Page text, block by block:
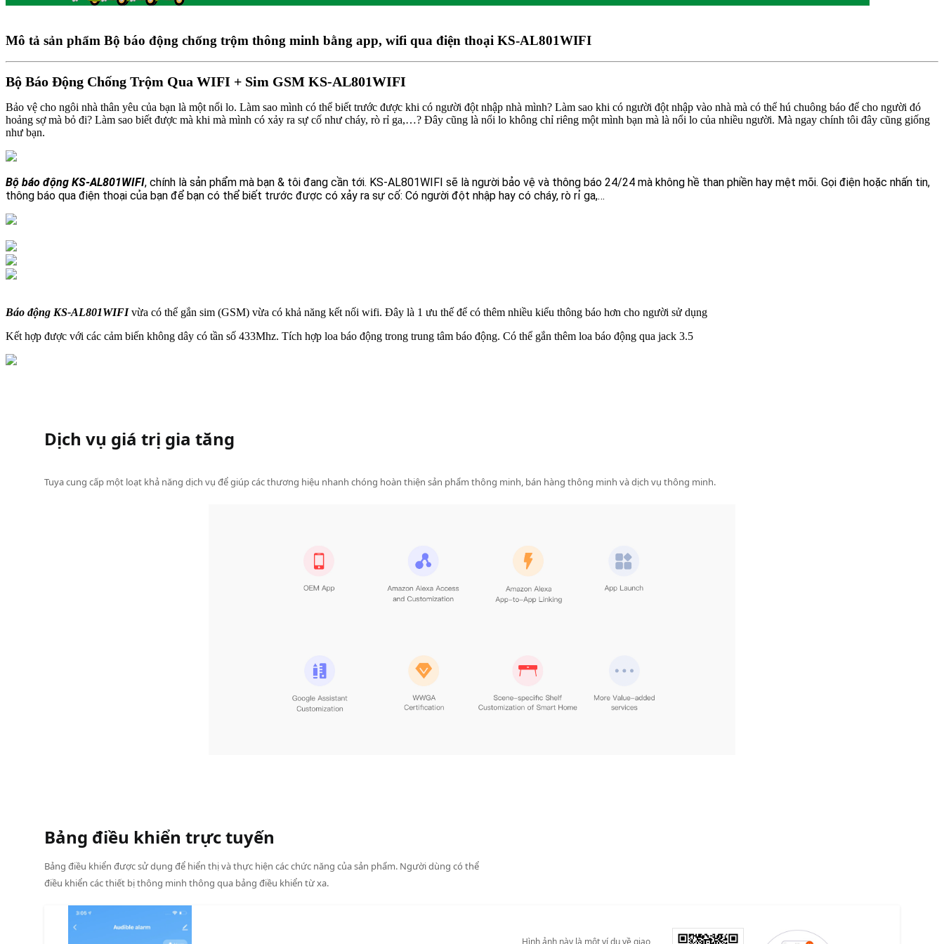
Mô tả sản phẩm Bộ báo động chống trộm thông minh bằng app, wifi qua điện thoại KS-AL801WIFI
Bộ Báo Động Chống Trộm Qua WIFI + Sim GSM KS-AL801WIFI
Bảo vệ cho ngôi nhà thân yêu của bạn là một nổi lo. Làm sao mình có thể biết trước được khi có người đột nhập nhà mình? Làm sao khi có người đột nhập vào nhà mà có thể hú chuông báo để cho người đó
hoảng sợ mà bỏ đi? Làm sao biết được mà khi mà mình có xảy ra sự cố như cháy, rò rỉ ga,…? Đây cũng là nổi lo không chỉ riêng một mình bạn mà là nổi lo của nhiều người. Mà ngay chính tôi đây cũng giống
như bạn.
Bộ báo động KS-AL801WIFI, chính là sản phẩm mà bạn & tôi đang cần tới. KS-AL801WIFI sẽ là người bảo vệ và thông báo 24/24 mà không hề than phiền hay mệt mõi. Gọi điện hoặc nhấn tin,
thông báo qua điện thoại của bạn để bạn có thể biết trước được có xảy ra sự cố: Có người đột nhập hay có cháy, rò rỉ ga,…
Báo động KS-AL801WIFIvừa có thể gắn sim (GSM) vừa có khả năng kết nối wifi. Đây là 1 ưu thế để có thêm nhiều kiểu thông báo hơn cho người sử dụng
Kết hợp được với các cảm biến không dây có tần số 433Mhz. Tích hợp loa báo động trong trung tâm báo động. Có thể gắn thêm loa báo động qua jack 3.5
Dịch vụ giá trị gia tăng
Tuya cung cấp một loạt khả năng dịch vụ để giúp các thương hiệu nhanh chóng hoàn thiện sản phẩm thông minh, bán hàng thông minh và dịch vụ thông minh.
Bảng điều khiển trực tuyến
Bảng điều khiển được sử dụng để hiển thị và thực hiện các chức năng của sản phẩm. Người dùng có thể
điều khiển các thiết bị thông minh thông qua bảng điều khiển từ xa.